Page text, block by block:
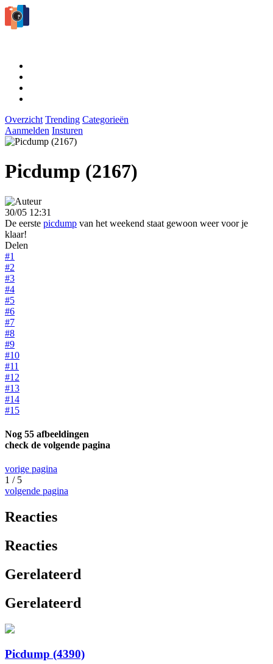
Overzicht Trending Categorieën
Aanmelden Insturen
Picdump (2167)
30/05 12:31
De eerste picdump van het weekend staat gewoon weer voor je
klaar!
Delen
#1
#2
#3
#4
#5
#6
#7
#8
#9
#10
#11
#12
#13
#14
#15
Nog 55 afbeeldingen
check de volgende pagina
vorige pagina
1 / 5
volgende pagina
Reacties
Reacties
Gerelateerd
Gerelateerd
Picdump (4390)